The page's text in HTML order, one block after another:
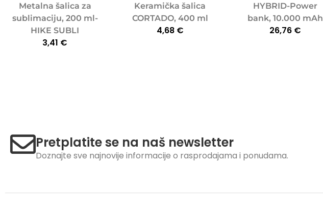
Metalna šalica za
sublimaciju, 200 ml-
HIKE SUBLI
3,41 €
Keramička šalica
CORTADO, 400 ml
4,68 €
HYBRID-Power
bank, 10.000 mAh
26,76 €
Pretplatite se na naš newsletter
Doznajte sve najnovije informacije o rasprodajama i ponudama.